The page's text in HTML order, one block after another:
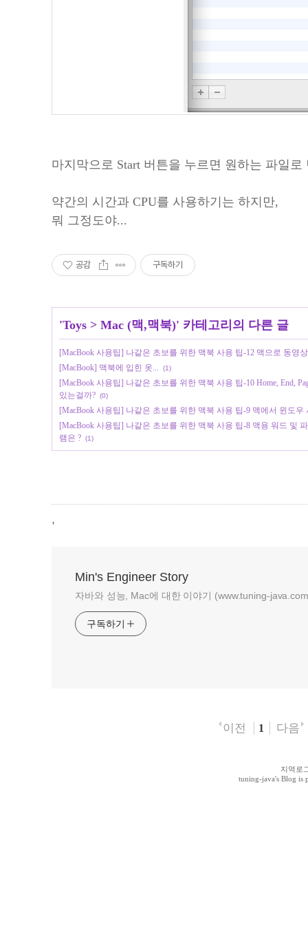
마지막으로 Start 버튼을 누르면 원하는 파일로
약간의 시간과 CPU를 사용하기는 하지만,
뭐 그정도야...
공감 구독하기
'Toys > Mac (맥,맥북)' 카테고리의 다른 글
[MacBook 사용팁] 나같은 초보를 위한 맥북 사용 팁-12 맥으로 동영
[MacBook] 맥북에 입힌 옷...
(1)
[MacBook 사용팁] 나같은 초보를 위한 맥북 사용 팁-10 Home, End,
있는걸까? (0)
[MacBook 사용팁] 나같은 초보를 위한 맥북 사용 팁-9 맥에서 윈도우
[MacBook 사용팁] 나같은 초보를 위한 맥북 사용 팁-8 맥용 워드 및
램은 ? (1)
,
Min's Engineer Story
자바와 성능, Mac에 대한 이야기 (www.tuning-
구독하기
이전 1 다음
지역로
tuning-java's Blog is